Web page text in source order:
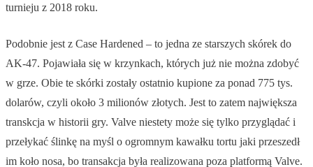
turnieju z 2018 roku.
Podobnie jest z Case Hardened – to jedna ze starszych skórek do
AK-47. Pojawiała się w krzynkach, których już nie można zdobyć
w grze. Obie te skórki zostały ostatnio kupione za ponad 775 tys.
dolarów, czyli około 3 milionów złotych. Jest to zatem największa
transkcja w historii gry. Valve niestety może się tylko przyglądać i
przełykać ślinkę na myśl o ogromnym kawałku tortu jaki przeszedł
im koło nosa, bo transakcja była realizowana poza platformą Valve.